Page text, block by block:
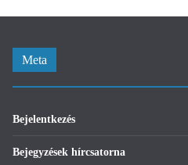
Meta
Bejelentkezés
Bejegyzések hírcsatorna